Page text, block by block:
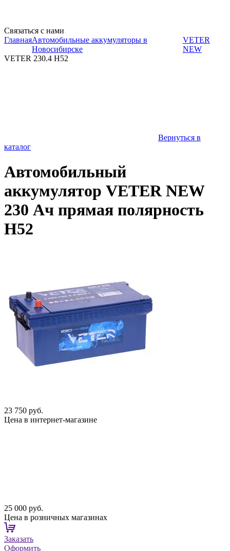
Связаться с нами
ГлавнаяАвтомобильные аккумуляторы в
Новосибирске
VETER
NEW
VETER 230.4 H52
Вернуться в
каталог
Автомобильный
аккумулятор VETER NEW
230 Ач прямая полярность
H52
23 750 руб.
Цена в интернет-магазине
25 000 руб.
Цена в розничных магазинах
Заказать
Оформить